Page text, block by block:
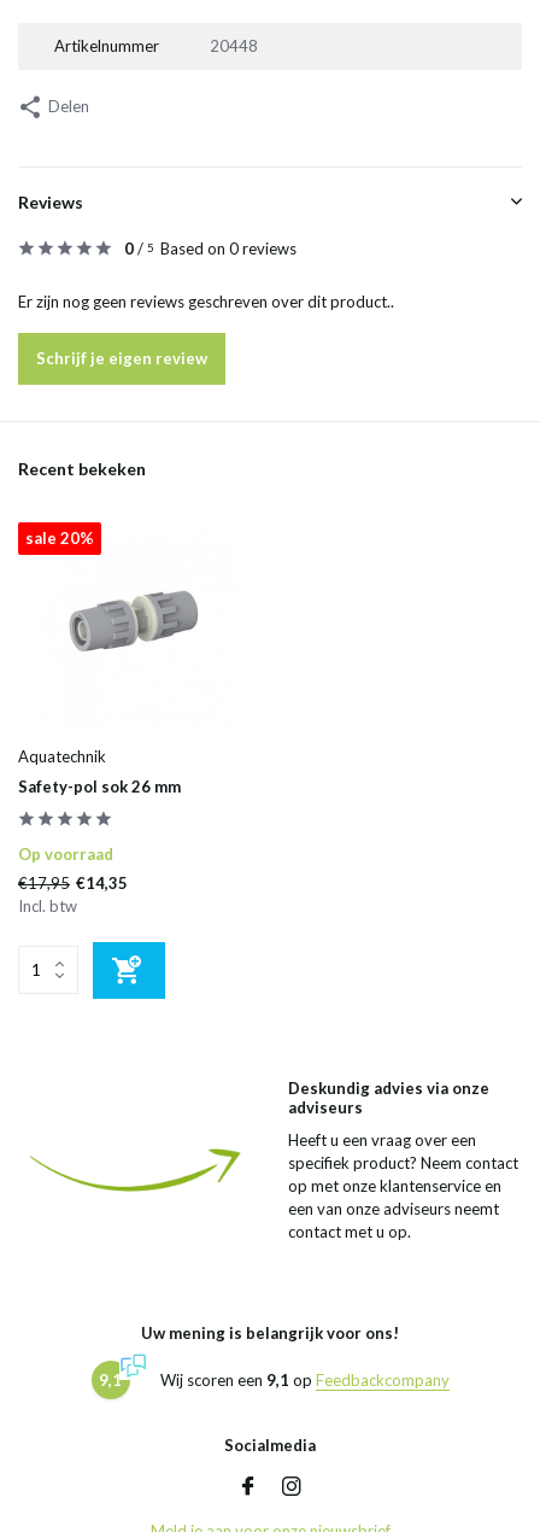
Artikelnummer 20448
Delen
Reviews
0/ 5 Based on 0 reviews
Er zijn nog geen reviews geschreven over dit product..
Schrijf je eigen review
Recent bekeken
sale 20%
Aquatechnik
Safety-pol sok 26 mm
Op voorraad
€17,95 €14,35
Incl. btw
Deskundig advies via onze
adviseurs
Heeft u een vraag over een
specifiek product? Neem contact
op met onze klantenservice en
een van onze adviseurs neemt
contact met u op.
Uw mening is belangrijk voor ons!
9,1 Wij scoren een 9,1 op Feedbackcompany
Socialmedia